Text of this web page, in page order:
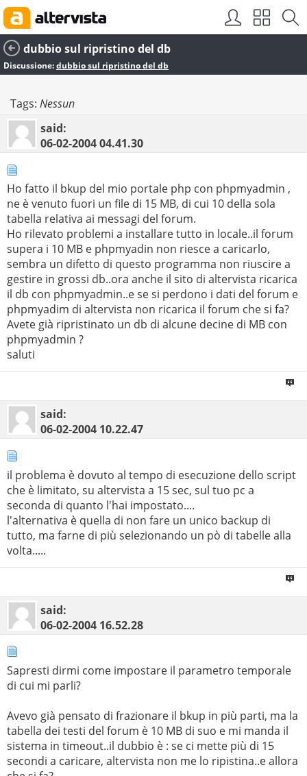
dubbio sul ripristino del db
Discussione:dubbio sul ripristino del db
Tags: Nessun
said:
06-02-200404.41.30
Ho fatto il bkup del mio portale php con phpmyadmin ,
ne è venuto fuori un file di 15 MB, di cui 10 della sola
tabella relativa ai messagi del forum.
Ho rilevato problemi a installare tutto in locale..il forum
supera i 10 MB e phpmyadin non riesce a caricarlo,
sembra un difetto di questo programma non riuscire a
gestire in grossi db..ora anche il sito di altervista ricarica
il db con phpmyadmin..e se si perdono i dati del forum e
phpmyadim di altervista non ricarica il forum che si fa?
Avete già ripristinato un db di alcune decine di MB con
phpmyadmin ?
saluti
said:
06-02-2004 10.22.47
il problema è dovuto al tempo di esecuzione dello script
che è limitato, su altervista a 15 sec, sul tuo pc a
seconda di quanto l'hai impostato....
l'alternativa è quella di non fare un unico backup di
tutto, ma farne di più selezionando un pò di tabelle alla
volta.....
said:
06-02-2004 16.52.28
Sapresti dirmi come impostare il parametro temporale
di cui mi parli?
Avevo già pensato di frazionare il bkup in più parti, ma la
tabella dei testi del forum è 10 MB di suo e mi manda il
sistema in timeout..il dubbio è : se ci mette più di 15
secondi a caricare, altervista non me lo ripistina..e allora